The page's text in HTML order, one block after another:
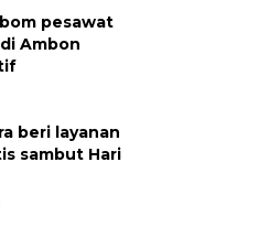
pesawat
Ambon
beri layanan
sambut Hari